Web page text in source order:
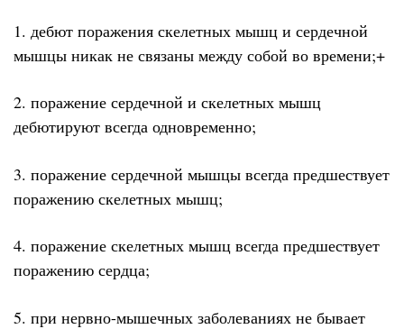
1. дебют поражения скелетных мышц и сердечной
мышцы никак не связаны между собой во времени;+
2. поражение сердечной и скелетных мышц
дебютируют всегда одновременно;
3. поражение сердечной мышцы всегда предшествует
поражению скелетных мышц;
4. поражение скелетных мышц всегда предшествует
поражению сердца;
5. при нервно-мышечных заболеваниях не бывает